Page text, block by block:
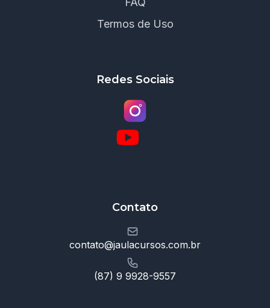
Termos de Uso
Redes Sociais
Contato
contato@jaulacursos.com.br
(87) 9 9928-9557